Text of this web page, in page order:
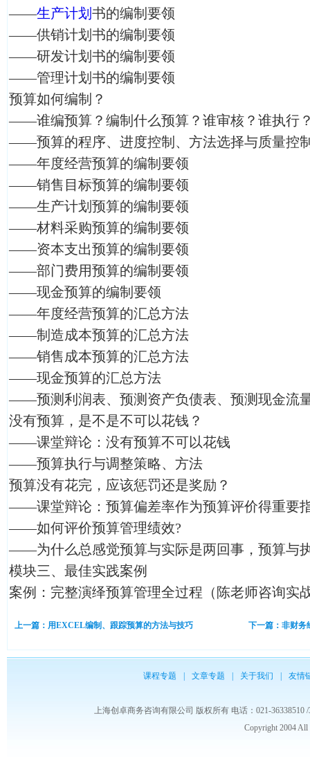
——生产计划 书的编制要领
——供销计划书的编制要领
——研发计划书的编制要领
——管理计划书的编制要领
预算如何编制？
——谁编预算？编制什么预算？谁审核？谁执行
——预算的程序、进度控制、方法选择与质量控
——年度经营预算的编制要领
——销售目标预算的编制要领
——生产计划预算的编制要领
——材料采购预算的编制要领
——资本支出预算的编制要领
——部门费用预算的编制要领
——现金预算的编制要领
——年度经营预算的汇总方法
——制造成本预算的汇总方法
——销售成本预算的汇总方法
——现金预算的汇总方法
——预测利润表、预测资产负债表、预测现金流
没有预算，是不是不可以花钱？
——课堂辩论：没有预算不可以花钱
——预算执行与调整策略、方法
预算没有花完，应该惩罚还是奖励？
——课堂辩论：预算偏差率作为预算评价得重要
——如何评价预算管理绩效?
——为什么总感觉预算与实际是两回事，预算与
模块三、最佳实践案例
案例：完整演绎预算管理全过程（陈老师咨询实
上一篇：用EXCEL编制、跟踪预算的方法与技巧 下一篇：非财务
课程专题 文章专题 关于我们 友情
上海创卓商务咨询有限公司 版权所有 电话：021-36338510 /
Copyright 2004 All